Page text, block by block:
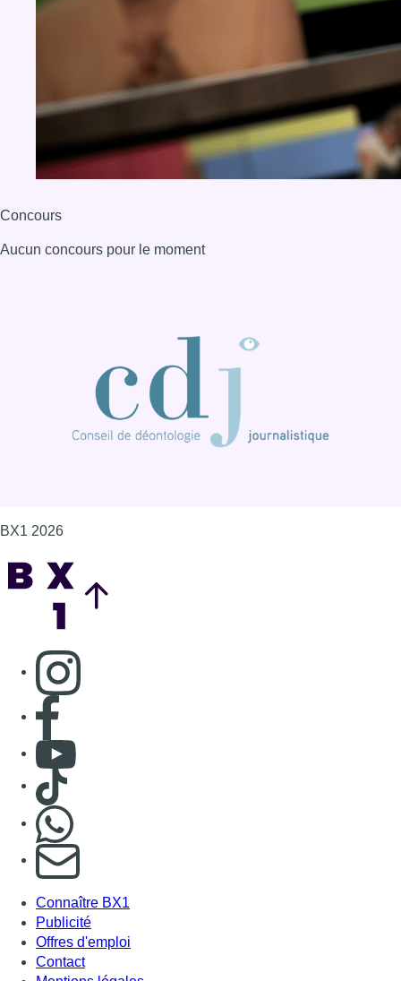
Concours
Aucun concours pour le moment
BX1 2026
Consulter page Instagram
Consulter page Facebook
Consulter Youtube
Consulter TikTok
S'abonner à notre newsletter
Connaître BX1
Publicité
Offres d'emploi
Contact